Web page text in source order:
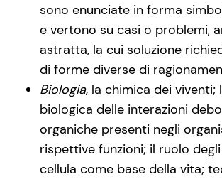
sono enunciate in forma
e vertono su casi o problemi,
astratta, la cui soluzione
di forme diverse di
Biologia, la chimica dei viventi;
biologica delle interazioni
organiche presenti negli
rispettive funzioni; il ruolo
cellula come base della vita;